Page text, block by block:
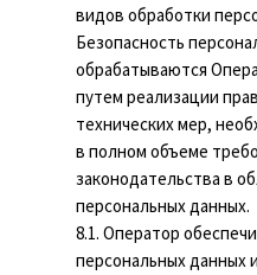
видов обработки
Безопасность
обрабатываются
путем реализации
технических мер,
в полном объеме
законодательства в
персональных данных.
8.1. Оператор
персональных данных